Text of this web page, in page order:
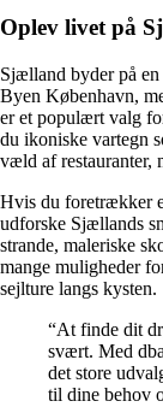
Oplev livet på
Sjælland byder på
Byen København,
er et populært valg
du ikoniske vartegn
væld af restauranter,
Hvis du foretrækker
udforske Sjællands
strande, maleriske
mange muligheder
sejlture langs kysten.
“At finde dit
svært. Med
det store
til dine behov